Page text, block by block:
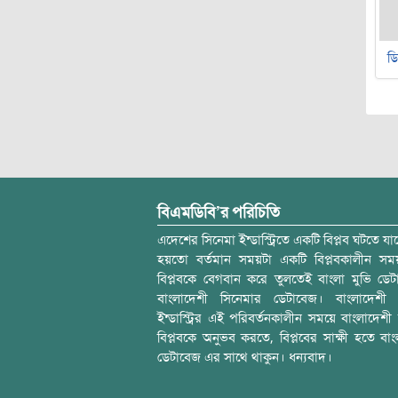
বিএমডিবি’র পরিচিতি
এদেশের সিনেমা ইন্ডাস্ট্রিতে একটি বিপ্লব ঘটতে
হয়তো বর্তমান সময়টা একটি বিপ্লবকালীন
বিপ্লবকে বেগবান করে তুলতেই বাংলা মুভি
বাংলাদেশী সিনেমার ডেটাবেজ। বাংলাদেশী
ইন্ডাস্ট্রির এই পরিবর্তনকালীন সময়ে বাংলাদেশী
বিপ্লবকে অনুভব করতে, বিপ্লবের সাক্ষী হতে
ডেটাবেজ এর সাথে থাকুন। ধন্যবাদ।